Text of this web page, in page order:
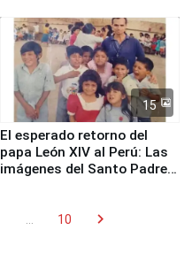
de Chile
15
El esperado retorno del
papa León XIV al Perú: Las
imágenes del Santo Padre
10 chevron_right